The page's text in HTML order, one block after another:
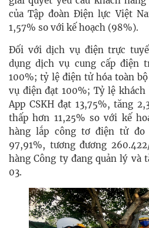
của Tập đoàn Điện lực Việt
1,57% so với kế hoạch (98%).
Đối với dịch vụ điện trực
dụng dịch vụ cung cấp điện
100%; tỷ lệ điện tử hóa toàn
vụ điện đạt 100%; Tỷ lệ khách
App CSKH đạt 13,75%, tăng
thấp hơn 11,25% so với kế
hàng lắp công tơ điện tử
97,91%, tương đương
hàng Công ty đang quản lý và
03.